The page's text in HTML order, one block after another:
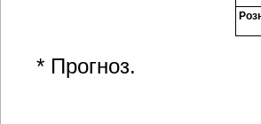
* Прогноз.